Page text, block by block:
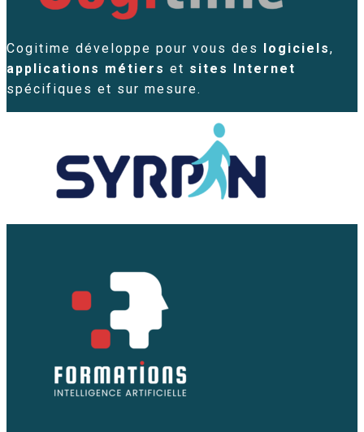
Cogitime développe pour vous des logiciels,
applications métiers et sites Internet
spécifiques et sur mesure.